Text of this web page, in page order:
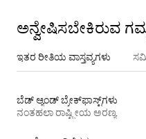
ಅನ್ವೇಷಿಸಬೇಕಿರುವ
ಇತರ ರೀತಿಯ ವಾಸ್ತವ್ಯಗಳು
ಬೆಡ್ ಆ್ಯಂಡ್ ಬ್ರೇಕ್‌ಫಾಸ್ಟ್‌ಗಳು
ನಂತಹಲಾ ರಾಷ್ಟ್ರೀಯ ಅರಣ್ಯ